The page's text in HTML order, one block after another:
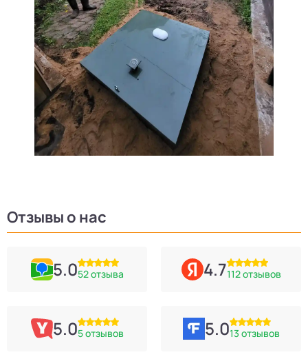
Отзывы о нас
5.052 отзыва 4.7112 отзывов
5.05 отзывов 5.013 отзывов